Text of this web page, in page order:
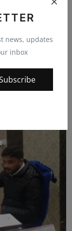
news, updates
inbox